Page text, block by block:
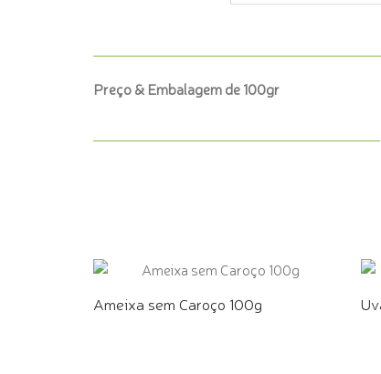
Preço & Embalagem de 100gr
Ameixa sem Caroço 100g